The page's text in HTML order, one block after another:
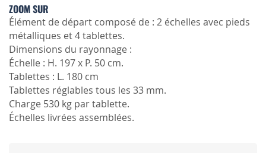
ZOOM SUR
Élément de départ composé de : 2 échelles avec pieds
métalliques et 4 tablettes.
Dimensions du rayonnage :
Échelle : H. 197 x P. 50 cm.
Tablettes : L. 180 cm
Tablettes réglables tous les 33 mm.
Charge 530 kg par tablette.
Échelles livrées assemblées.